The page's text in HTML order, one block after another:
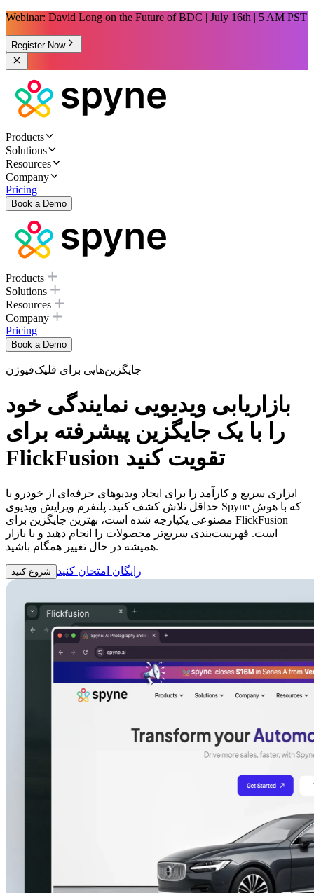
Webinar: David Long on the Future of BDC | July 16th | 5 AM PST
Register Now
Products
Solutions
Resources
Company
Pricing
Book a Demo
Products
Solutions
Resources
Company
Pricing
Book a Demo
جایگزین‌هایی برای فلیک‌فیوژن
بازاریابی ویدیویی نمایندگی خود
را با یک جایگزین پیشرفته برای
FlickFusion تقویت کنید
ابزاری سریع و کارآمد را برای ایجاد ویدیوهای حرفه‌ای از خودرو با
حداقل تلاش کشف کنید. پلتفرم ویرایش ویدیوی Spyne که با هوش
مصنوعی یکپارچه شده است، بهترین جایگزین برای FlickFusion
است. فهرست‌بندی سریع‌تر محصولات را انجام دهید و با بازار
همیشه در حال تغییر همگام باشید.
شروع کنید رایگان امتحان کنید